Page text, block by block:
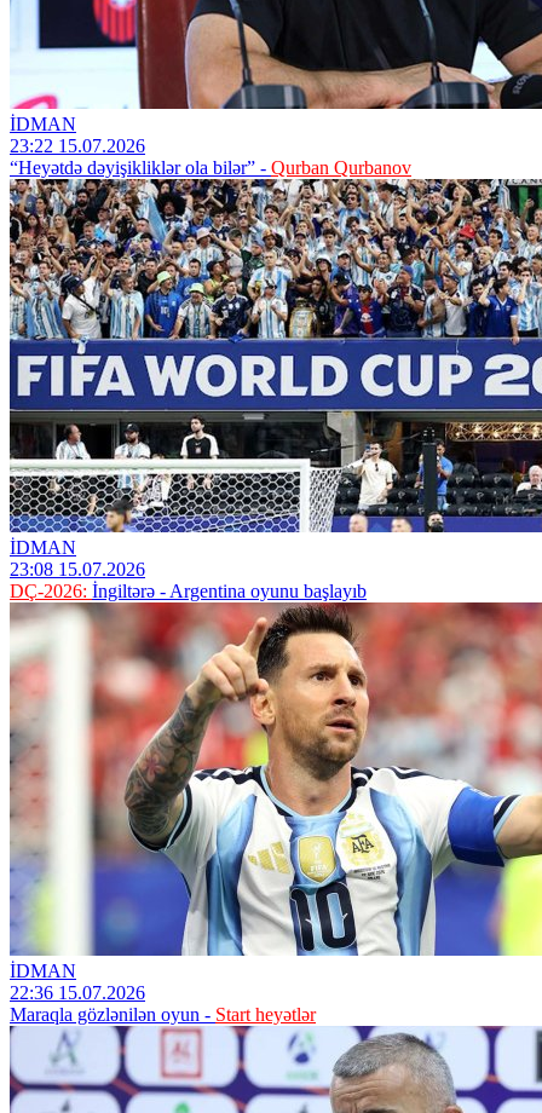
İDMAN
23:22 15.07.2026
“Heyətdə dəyişikliklər ola bilər” - Qurban Qurbanov
İDMAN
23:08 15.07.2026
DÇ-2026: İngiltərə - Argentina oyunu başlayıb
İDMAN
22:36 15.07.2026
Maraqla gözlənilən oyun - Start heyətlər